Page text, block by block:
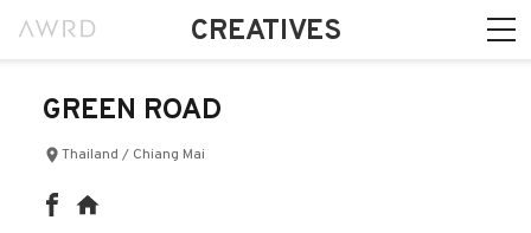
CREATIVES
GREEN ROAD
Thailand / Chiang Mai